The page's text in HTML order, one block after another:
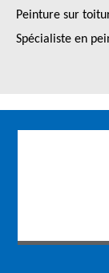
Peinture sur
Spécialiste en